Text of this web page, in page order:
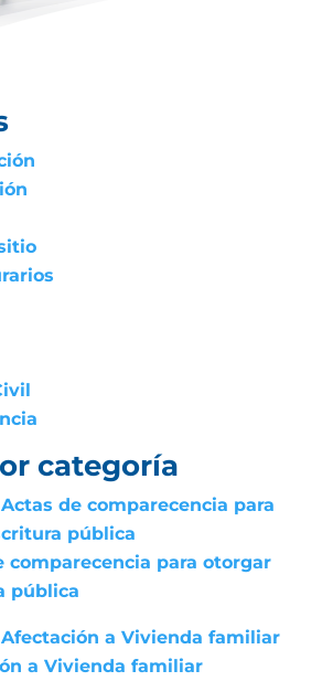
categoría
Actas de comparecencia para
pública
comparecencia para otorgar
pública
Afectación a Vivienda familiar
a Vivienda familiar